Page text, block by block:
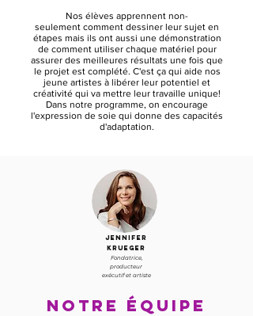
Nos élèves apprennent non-
seulement comment dessiner leur sujet en
étapes mais ils ont aussi une démonstration
de comment utiliser chaque matériel pour
assurer des meilleures résultats une fois que
le projet est complété. C'est ça qui aide nos
jeune artistes à libérer leur potentiel et
créativité qui va mettre leur travaille unique!
Dans notre programme, on encourage
l'expression de soie qui donne des capacités
d'adaptation.
jENNIFER
kRUEGER
Fondatrice,
producteur
exécutif et artiste
Notre équipe